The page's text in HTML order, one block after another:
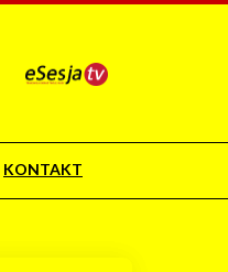
KONTAKT